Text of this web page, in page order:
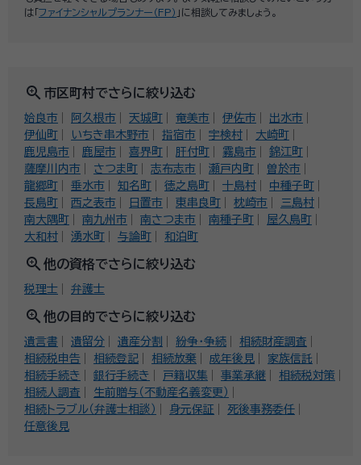
は「ファイナンシャルプランナー（FP） 」に相談してみましょう。
zoom_in 市区町村でさらに絞り込む
姶良市 阿久根市 天城町 奄美市 伊佐市
出水市
伊仙町
いちき串木野市 指宿市 宇検村
大崎町
鹿児島市
鹿屋市 喜界町 肝付町 霧島市
錦江町
薩摩川内市
さつま町 志布志市 瀬戸内町
曽於市
龍郷町
垂水市 知名町 徳之島町 十島村
中種子町
長島町
西之表市 日置市 東串良町 枕崎市
三島村
南大隅町
南九州市 南さつま市 南種子町
屋久島町
大和村
湧水町 与論町 和泊町
zoom_in 他の資格でさらに絞り込む
税理士 弁護士
zoom_in 他の目的でさらに絞り込む
遺言書 遺留分 遺産分割 紛争・争続
相続財産調査
相続税申告
相続登記 相続放棄 成年後見
家族信託
相続手続き
銀行手続き 戸籍収集 事業承継
相続税対策
相続人調査
生前贈与（不動産名義変更）
相続トラブル（弁護士相談）
身元保証
死後事務委任
任意後見